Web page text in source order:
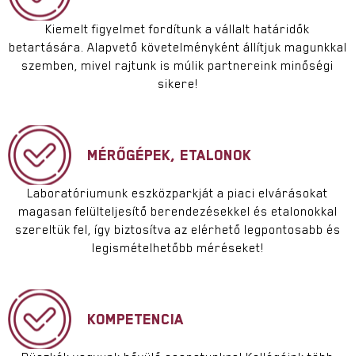
Kiemelt figyelmet fordítunk a vállalt határidők
betartására. Alapvető követelményként állítjuk magunkkal
szemben, mivel rajtunk is múlik partnereink minőségi
sikere!
MÉRŐGÉPEK, ETALONOK
Laboratóriumunk eszközparkját a piaci elvárásokat
magasan felülteljesítő berendezésekkel és etalonokkal
szereltük fel, így biztosítva az elérhető legpontosabb és
legismételhetőbb méréseket!
KOMPETENCIA